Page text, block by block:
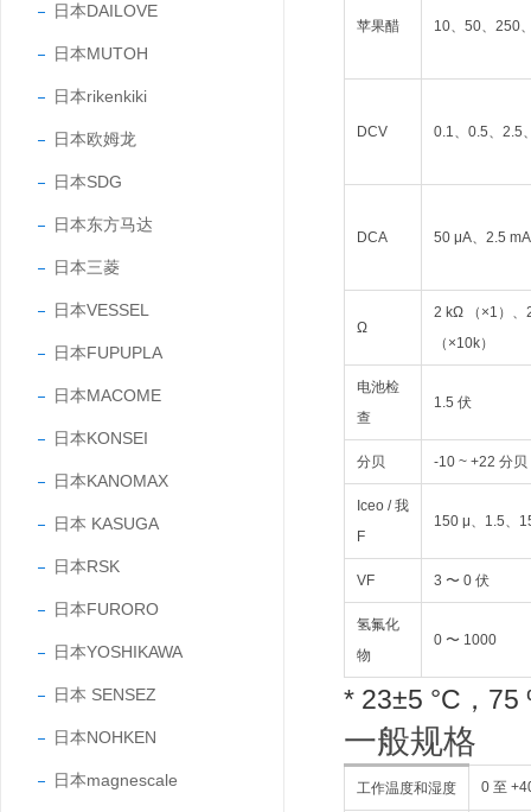
日本DAILOVE
日本MUTOH
日本rikenkiki
日本欧姆龙
日本SDG
日本东方马达
日本三菱
日本VESSEL
日本FUPUPLA
日本MACOME
日本KONSEI
日本KANOMAX
日本 KASUGA
日本RSK
日本FURORO
日本YOSHIKAWA
日本 SENSEZ
日本NOHKEN
日本magnescale
苹果醋 10、50、250
DCV 0.1、0.5、2.5
DCA 50 μA、2.5
Ω
2 kΩ （×1）
（×10k）
电池检
查
1.5 伏
分贝 -10 ~ +22 分贝
Iceo / 我
F
150 μ、1.5、
VF 3 〜 0 伏
氢氟化
物
0 〜 1000
* 23±5 °C，75
一般规格
工作温度和湿度 0 至